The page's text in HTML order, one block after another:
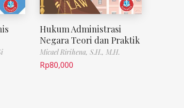
Hukum Administrasi
Negara Teori dan Praktik
Micael Ririhena, S.H., M.H.
Rp80,000